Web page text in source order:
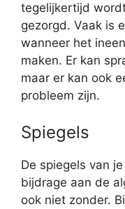
tegelijkertijd
gezorgd. Vaak is
wanneer het
maken. Er kan
maar er kan ook
probleem zijn.
Spiegels
De spiegels van
bijdrage aan de
ook niet zonder.